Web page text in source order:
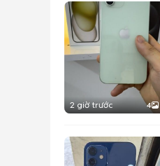
2 giờ trước 4